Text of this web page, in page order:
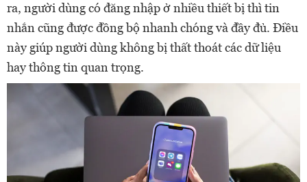
ra, người dùng có đăng nhập ở nhiều thiết bị thì tin
nhắn cũng được đồng bộ nhanh chóng và đầy đủ. Điều
này giúp người dùng không bị thất thoát các dữ liệu
hay thông tin quan trọng.